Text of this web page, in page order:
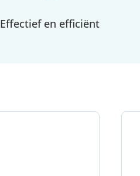
Effectief en efficiënt